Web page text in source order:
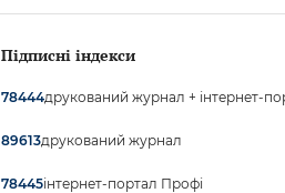
Підписні індекси
78444друкований журнал + інтернет-
89613друкований журнал
78445інтернет-портал Профі